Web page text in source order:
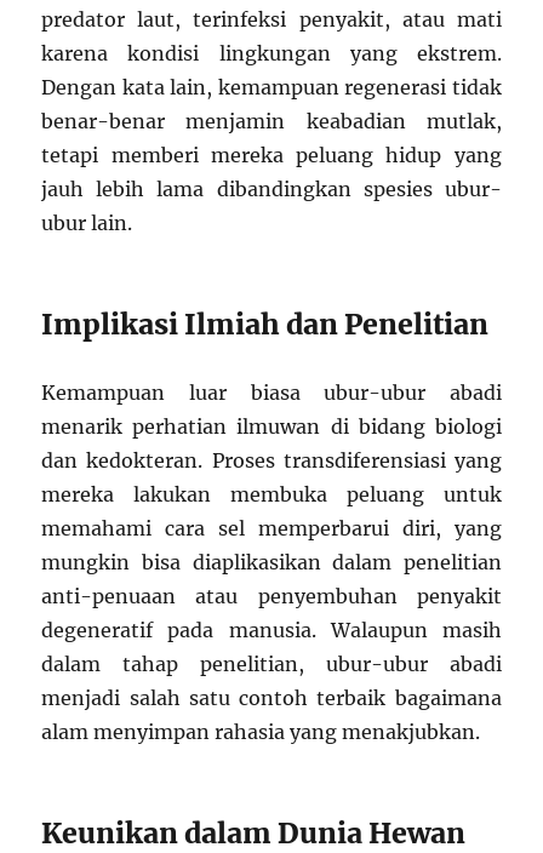
predator laut, terinfeksi penyakit, atau mati
karena kondisi lingkungan yang ekstrem.
Dengan kata lain, kemampuan regenerasi tidak
benar-benar menjamin keabadian mutlak,
tetapi memberi mereka peluang hidup yang
jauh lebih lama dibandingkan spesies ubur-
ubur lain.
Implikasi Ilmiah dan Penelitian
Kemampuan luar biasa ubur-ubur abadi
menarik perhatian ilmuwan di bidang biologi
dan kedokteran. Proses transdiferensiasi yang
mereka lakukan membuka peluang untuk
memahami cara sel memperbarui diri, yang
mungkin bisa diaplikasikan dalam penelitian
anti-penuaan atau penyembuhan penyakit
degeneratif pada manusia. Walaupun masih
dalam tahap penelitian, ubur-ubur abadi
menjadi salah satu contoh terbaik bagaimana
alam menyimpan rahasia yang menakjubkan.
Keunikan dalam Dunia Hewan